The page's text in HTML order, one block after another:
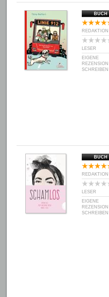
BUCH
REDAKTION
LESER
EIGENE
REZENSION
SCHREIBEN
BUCH
REDAKTION
LESER
EIGENE
REZENSION
SCHREIBEN